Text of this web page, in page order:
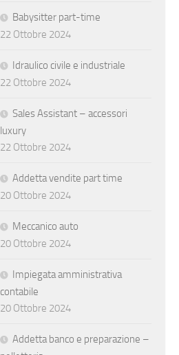
Babysitter part-time
22 Ottobre 2024
Idraulico civile e industriale
22 Ottobre 2024
Sales Assistant – accessori
luxury
22 Ottobre 2024
Addetta vendite part time
20 Ottobre 2024
Meccanico auto
20 Ottobre 2024
Impiegata amministrativa
contabile
20 Ottobre 2024
Addetta banco e preparazione –